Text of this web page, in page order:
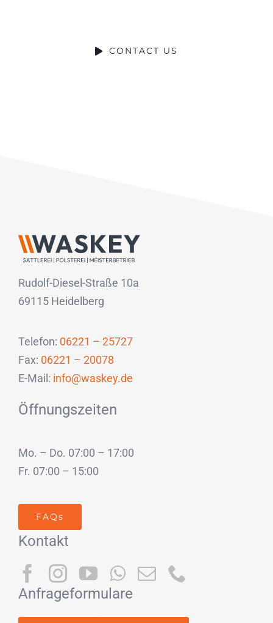
CONTACT US
Rudolf-Diesel-Straße 10a
69115 Heidelberg
Telefon: 06221 – 25727
Fax: 06221 – 20078
E-Mail: info@waskey.de
Öffnungszeiten
Mo. – Do. 07:00 – 17:00
Fr. 07:00 – 15:00
FAQs
Kontakt
Anfrageformulare